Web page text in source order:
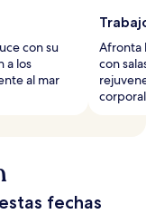
con su
a los
al mar
Afronta
con
fechas